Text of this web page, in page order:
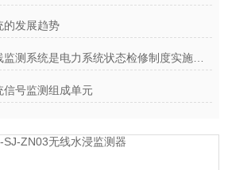
的发展趋势
变压器油色谱在线监测系统是电力系统状态检修制度实施的有力保障
信号监测组成单元